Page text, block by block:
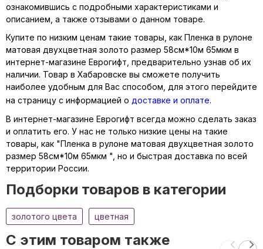
ознакомившись с подробными характеристиками и
описанием, а также отзывами о данном товаре.
Купите по низким ценам такие товары, как Пленка в рулоне
матовая двухцветная золото размер 58см*10м 65мкм в
интернет-магазине Еврогифт, предварительно узнав об их
наличии. Товар в Хабаровске вы сможете получить
наиболее удобным для Вас способом, для этого перейдите
на страницу с информацией о доставке и оплате.
В интернет-магазине Еврогифт всегда можно сделать заказ
и оплатить его. У нас не только низкие цены на такие
товары, как "Пленка в рулоне матовая двухцветная золото
размер 58см*10м 65мкм ", но и быстрая доставка по всей
территории России.
Подборки товаров в категории
золотого цвета цветная
C этим товаром также